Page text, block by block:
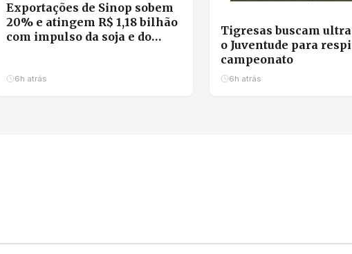
Exportações de Sinop sobem
20% e atingem R$ 1,18 bilhão
com impulso da soja e do
6h atrás
Tigresas buscam
o Juventude para
campeonato
6h atrás